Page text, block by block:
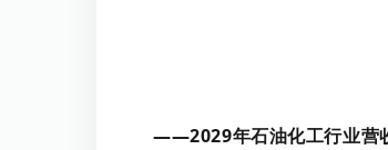
——2029年石油化工行业营